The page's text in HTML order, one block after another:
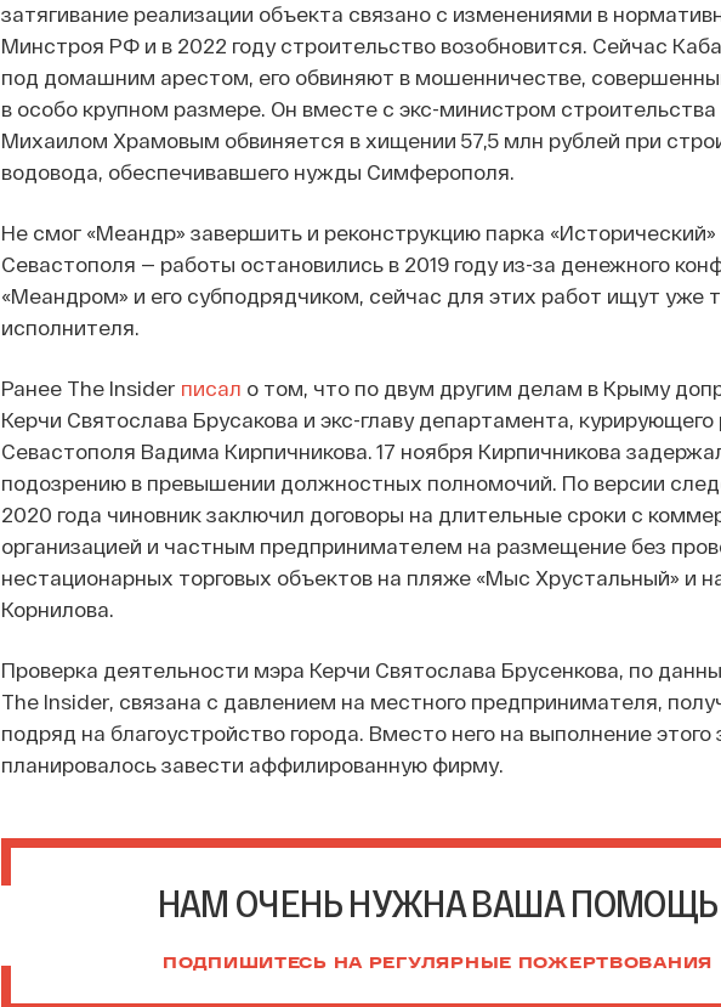
затягивание реализации объекта связано с изменениями в
Минстроя РФ и в 2022 году строительство возобновится. Сейчас
под домашним арестом, его обвиняют в мошенничестве,
в особо крупном размере. Он вместе с экс-министром
Михаилом Храмовым обвиняется в хищении 57,5 млн рублей при
водовода, обеспечивавшего нужды Симферополя.
Не смог «Меандр» завершить и реконструкцию парка «Исторический»
Севастополя — работы остановились в 2019 году из-за денежного
«Меандром» и его субподрядчиком, сейчас для этих работ ищут уже
исполнителя.
Ранее The Insider писал о том, что по двум другим делам в Крыму
Керчи Святослава Брусакова и экс-главу департамента, курирующего
Севастополя Вадима Кирпичникова. 17 ноября Кирпичникова
подозрению в превышении должностных полномочий. По версии
2020 года чиновник заключил договоры на длительные сроки с
организацией и частным предпринимателем на размещение без
нестационарных торговых объектов на пляже «Мыс Хрустальный» и
Корнилова.
Проверка деятельности мэра Керчи Святослава Брусенкова, по
The Insider, связана с давлением на местного предпринимателя,
подряд на благоустройство города. Вместо него на выполнение этого
планировалось завести аффилированную фирму.
НАМ ОЧЕНЬ НУЖНА ВАША ПОМОЩЬ
ПОДПИШИТЕСЬ НА РЕГУЛЯРНЫЕ ПОЖЕРТВОВАНИЯ